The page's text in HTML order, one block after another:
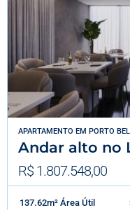
APARTAMENTO EM PORTO
Andar alto no
R$ 1.807.548,00
137.62m² Área Útil